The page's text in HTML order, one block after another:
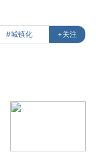
#城镇化 +关注